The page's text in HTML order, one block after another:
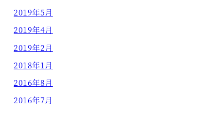
2019年5月
2019年4月
2019年2月
2018年1月
2016年8月
2016年7月